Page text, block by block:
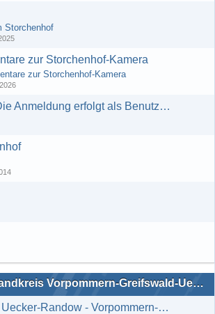
Storchenhof
zur Storchenhof-Kamera
zur Storchenhof-Kamera
Link zur Livecam Die Anmeldung erfolgt als Benutzer: gast mit dem Passwort: gast
Naturschutz im Landkreis Vorpommern-Greifswald-Uecker-Randow
Tierwelt Landkreis Uecker-Randow - Vorpommern-Greifswald